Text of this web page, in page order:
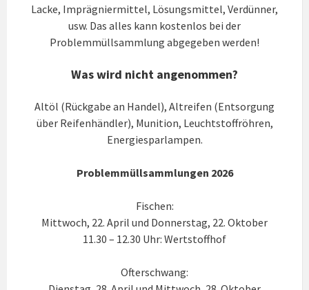
Lacke, Imprägniermittel, Lösungsmittel, Verdünner,
usw. Das alles kann kostenlos bei der
Problemmüllsammlung abgegeben werden!
Was wird nicht angenommen?
Altöl (Rückgabe an Handel), Altreifen (Entsorgung
über Reifenhändler), Munition, Leuchtstoffröhren,
Energiesparlampen.
Problemmüllsammlungen 2026
Fischen:
Mittwoch, 22. April und Donnerstag, 22. Oktober
11.30 – 12.30 Uhr: Wertstoffhof
Ofterschwang: